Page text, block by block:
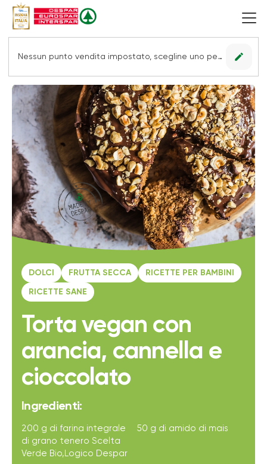
Nessun punto vendita impostato, scegline uno per vedere le offerte. edit
DOLCI FRUTTA SECCA RICETTE PER BAMBINI
RICETTE SANE
Torta vegan con
arancia, cannella e
cioccolato
Ingredienti:
200 g di farina integrale
di grano tenero Scelta
Verde Bio,Logico Despar
50 g di amido di mais